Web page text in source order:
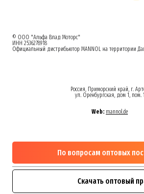
© ООО "Альфа Влад Моторс"
ИНН 2536278918
Официальный дистрибьютор MANNOL на территории
Россия, Приморский край, г.
ул. Оренбургская, дом 1, пом. 1
Web: mannol.de
По вопросам оптовых
Скачать оптовый